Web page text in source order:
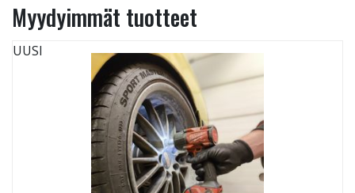
Myydyimmät tuotteet
UUSI